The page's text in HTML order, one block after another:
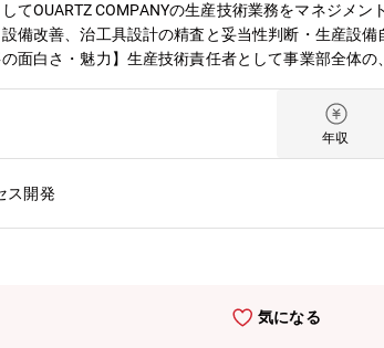
てOUARTZ COMPANYの生産技術業務をマネジメ
備改善、治工具設計の精査と妥当性判断・生産設
面白さ・魅力】生産技術責任者として事業部全体
年収
ス開発
気になる